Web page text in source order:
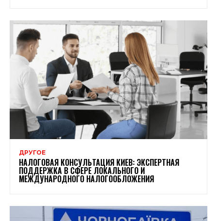
ДРУГОЕ
НАЛОГОВАЯ КОНСУЛЬТАЦИЯ КИЕВ: ЭКСПЕРТНАЯ
ПОДДЕРЖКА В СФЕРЕ ЛОКАЛЬНОГО И
МЕЖДУНАРОДНОГО НАЛОГООБЛОЖЕНИЯ